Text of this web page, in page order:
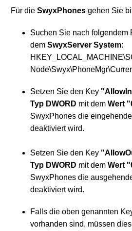
Für dieSwyxPhones gehen Sie
Suchen Sie nach folgendem
demSwyxServer System:
Setzen Sie den Key
Typ DWORD mit demWert
SwyxPhones die
deaktiviert wird.
Setzen Sie den Key
Typ DWORD mit demWert
SwyxPhones die
deaktiviert wird.
Falls die oben genannten
vorhanden sind, müssen